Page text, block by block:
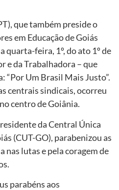
que também preside o
em Educação de Goiás
quarta-feira, 1º, do ato 1º de
e da Trabalhadora – que
“Por Um Brasil Mais Justo”.
centrais sindicais, ocorreu
centro de Goiânia.
da Central Única
(CUT-GO), parabenizou as
nas lutas e pela coragem de
parabéns aos